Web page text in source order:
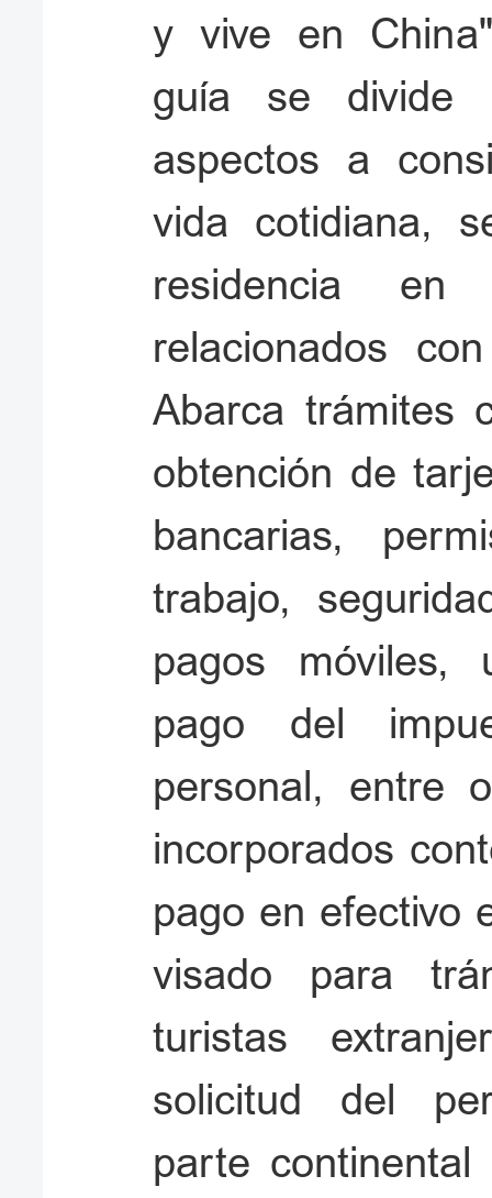
y vive en
guía se divide
aspectos a
vida cotidiana,
residencia
relacionados
Abarca trámites
obtención de
bancarias,
trabajo,
pagos
pago del
personal, entre
incorporados
pago en efectivo
visado para
turistas
solicitud del
parte